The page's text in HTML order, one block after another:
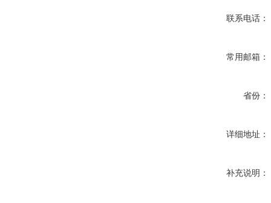
联系电话：
常用邮箱：
省份：
详细地址：
补充说明：